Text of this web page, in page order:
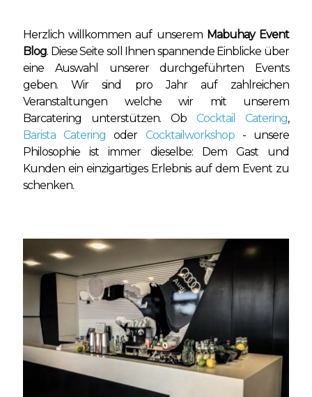
Herzlich willkommen auf unserem Mabuhay Event
Blog. Diese Seite soll Ihnen spannende Einblicke über
eine Auswahl unserer durchgeführten Events
geben. Wir sind pro Jahr auf zahlreichen
Veranstaltungen welche wir mit unserem
Barcatering unterstützen. Ob Cocktail Catering,
Barista Catering oder Cocktailworkshop- unsere
Philosophie ist immer dieselbe: Dem Gast und
Kunden ein einzigartiges Erlebnis auf dem Event zu
schenken.